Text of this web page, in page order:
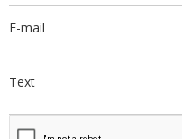
E-mail
Text